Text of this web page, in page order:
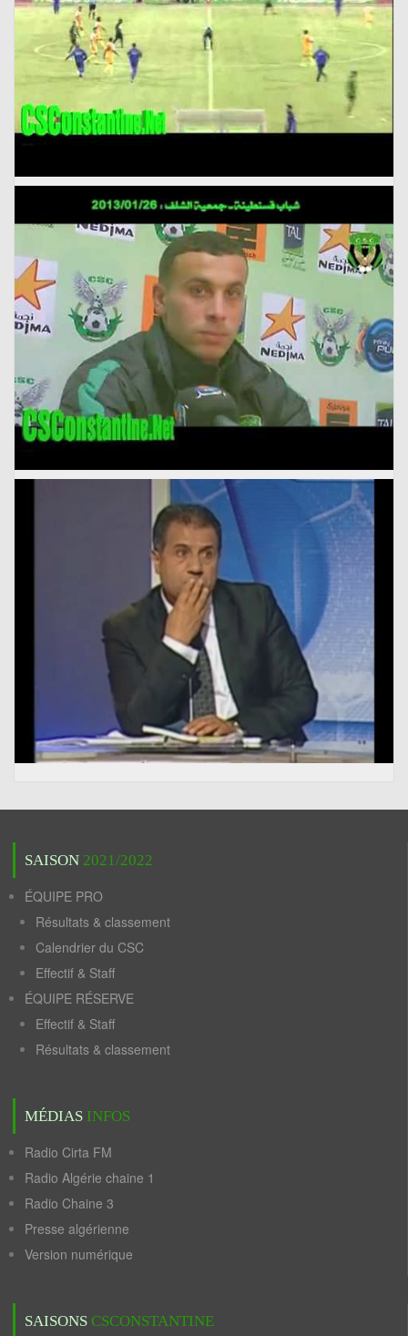
SAISON 2021/2022
ÉQUIPE PRO
Résultats & classement
Calendrier du CSC
Effectif & Staff
ÉQUIPE RÉSERVE
Effectif & Staff
Résultats & classement
MÉDIAS INFOS
Radio Cirta FM
Radio Algérie chaine 1
Radio Chaine 3
Presse algérienne
Version numérique
SAISONS CSCONSTANTINE